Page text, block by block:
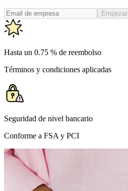
Empezar
Hasta un 0.75 % de reembolso
Términos y condiciones aplicadas
Seguridad de nivel bancario
Conforme a FSA y PCI